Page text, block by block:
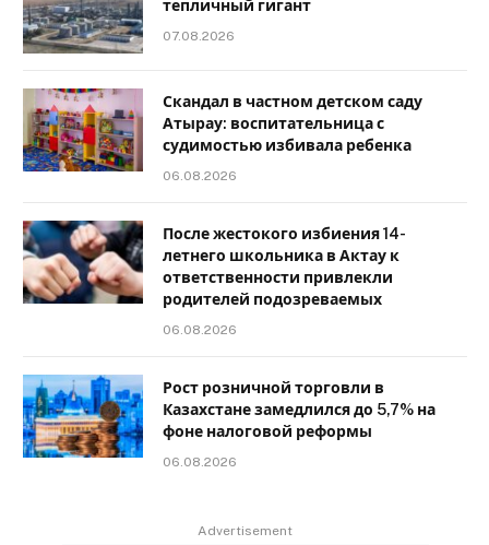
тепличный гигант
07.08.2026
Скандал в частном детском саду
Атырау: воспитательница с
судимостью избивала ребенка
06.08.2026
После жестокого избиения 14-
летнего школьника в Актау к
ответственности привлекли
родителей подозреваемых
06.08.2026
Рост розничной торговли в
Казахстане замедлился до 5,7% на
фоне налоговой реформы
06.08.2026
Advertisement